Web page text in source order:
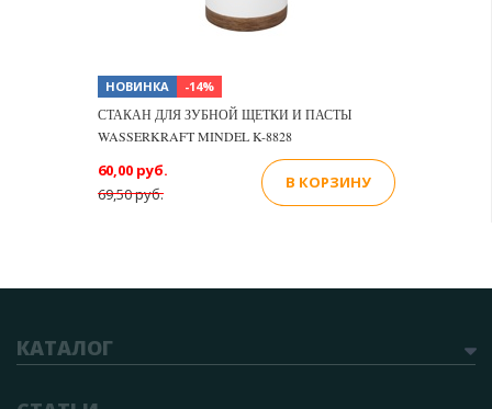
НОВИНКА -14%
СТАКАН ДЛЯ ЗУБНОЙ ЩЕТКИ И ПАСТЫ
WASSERKRAFT MINDEL K-8828
69,50 руб.
60,00 руб.
В КОРЗИНУ
КАТАЛОГ